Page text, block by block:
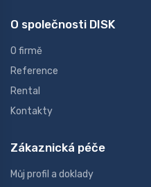
O společnosti DISK
O firmě
Reference
Rental
Kontakty
Zákaznická péče
Můj profil a doklady